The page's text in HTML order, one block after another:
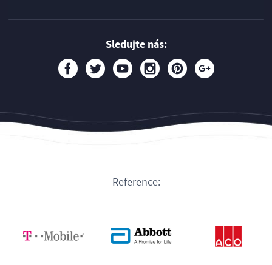
Sledujte nás:
Reference: